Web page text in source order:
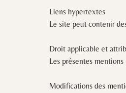
Liens hypertextes
Le site peut contenir
Droit applicable et
Les présentes
Modifications des